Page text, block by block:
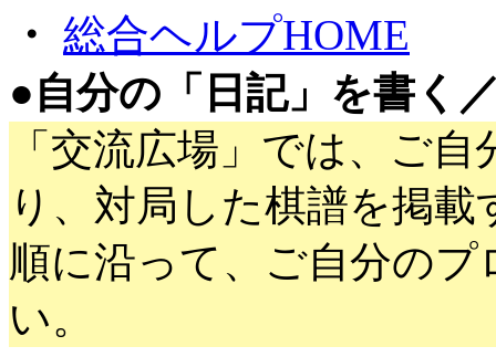
・ 総合ヘルプHOME
●自分の「日記」を書く
「交流広場」では、ご
り、対局した棋譜を掲
順に沿って、ご自分の
い。